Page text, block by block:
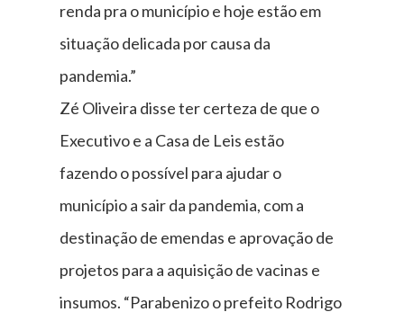
renda pra o município e hoje estão em
situação delicada por causa da
pandemia.”
Zé Oliveira disse ter certeza de que o
Executivo e a Casa de Leis estão
fazendo o possível para ajudar o
município a sair da pandemia, com a
destinação de emendas e aprovação de
projetos para a aquisição de vacinas e
insumos. “Parabenizo o prefeito Rodrigo